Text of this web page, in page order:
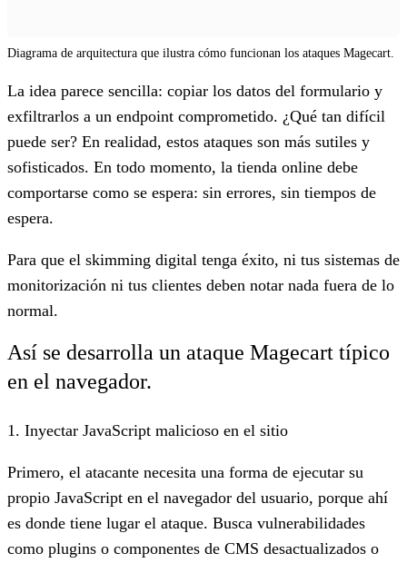
Diagrama de arquitectura que ilustra cómo funcionan los ataques Magecart.
La idea parece sencilla: copiar los datos del formulario y
exfiltrarlos a un endpoint comprometido. ¿Qué tan difícil
puede ser? En realidad, estos ataques son más sutiles y
sofisticados. En todo momento, la tienda online debe
comportarse como se espera: sin errores, sin tiempos de
espera.
Para que el skimming digital tenga éxito, ni tus sistemas de
monitorización ni tus clientes deben notar nada fuera de lo
normal.
Así se desarrolla un ataque Magecart típico
en el navegador.
1. Inyectar JavaScript malicioso en el sitio
Primero, el atacante necesita una forma de ejecutar su
propio JavaScript en el navegador del usuario, porque ahí
es donde tiene lugar el ataque. Busca vulnerabilidades
como plugins o componentes de CMS desactualizados o